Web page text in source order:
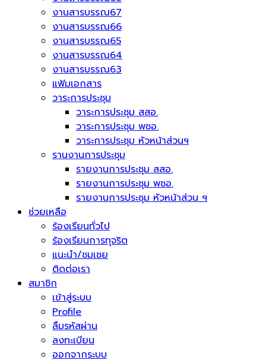
งานสารบรรณ67
งานสารบรรณ66
งานสารบรรณ65
งานสารบรรณ64
งานสารบรรณ63
แฟ้มเอกสาร
วาระการประชุม
วาระการประชุม สสอ.
วาระการประชุม พชอ.
วาระการประชุม หัวหน้าส่วนฯ
รานงานการประชุม
รายงานการประชุม สสอ.
รายงานการประชุม พชอ.
รายงานการประชุม หัวหน้าส่วน ฯ
ช่วยเหลือ
ร้องเรียนทั่วไป
ร้องเรียนการทุจริต
แนะนำ/ชมเชย
ติดต่อเรา
สมาชิก
เข้าสู่ระบบ
Profile
ลืมรหัสผ่าน
ลงทะเบียน
ออกจากระบบ